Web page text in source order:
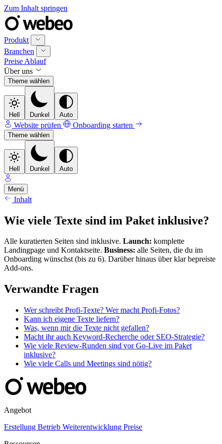
Zum Inhalt springen
Produkt
Branchen
Preise Ablauf
Über uns
Theme wählen
Hell Dunkel Auto
Website prüfen Onboarding starten
Theme wählen
Hell Dunkel Auto
Menü
Inhalt
Wie viele Texte sind im Paket inklusive?
Alle kuratierten Seiten sind inklusive. Launch: komplette
Landingpage und Kontaktseite. Business: alle Seiten, die du im
Onboarding wünschst (bis zu 6). Darüber hinaus über klar bepreiste
Add-ons.
Verwandte Fragen
Wer schreibt Profi-Texte? Wer macht Profi-Fotos?
Kann ich eigene Texte liefern?
Was, wenn mir die Texte nicht gefallen?
Macht ihr auch Keyword-Recherche oder SEO-Strategie?
Wie viele Review-Runden sind vor Go-Live im Paket
inklusive?
Wie viele Calls und Meetings sind nötig?
Angebot
Erstellung Betrieb Weiterentwicklung Preise